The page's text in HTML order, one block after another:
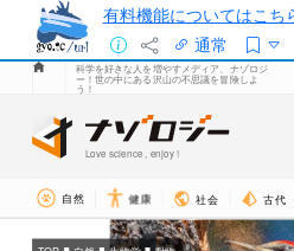
有料機能についてはこち
通常